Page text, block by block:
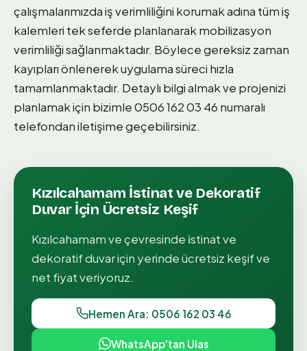
çalışmalarımızda iş verimliliğini korumak adına tüm iş
kalemleri tek seferde planlanarak mobilizasyon
verimliliği sağlanmaktadır. Böylece gereksiz zaman
kayıpları önlenerek uygulama süreci hızla
tamamlanmaktadır. Detaylı bilgi almak ve projenizi
planlamak için bizimle 0506 162 03 46 numaralı
telefondan iletişime geçebilirsiniz.
Kızılcahamam İstinat ve Dekoratif
Duvarİçin Ücretsiz Keşif
Kızılcahamamve çevresinde i̇stinat ve
dekoratif duvariçin yerinde ücretsiz keşif ve
net fiyat veriyoruz.
Hemen Ara: 0506 162 03 46
WhatsApp'tan Ulas